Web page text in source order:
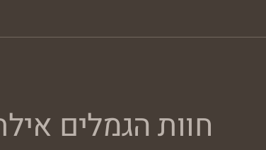
חוות הגמלים